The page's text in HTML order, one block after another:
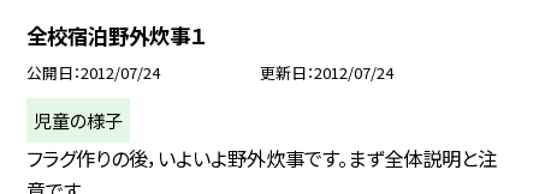
全校宿泊野外炊事１
公開日 2012/07/24 更新日 2012/07/24
児童の様子
フラグ作りの後，いよいよ野外炊事です。まず全体説明と注